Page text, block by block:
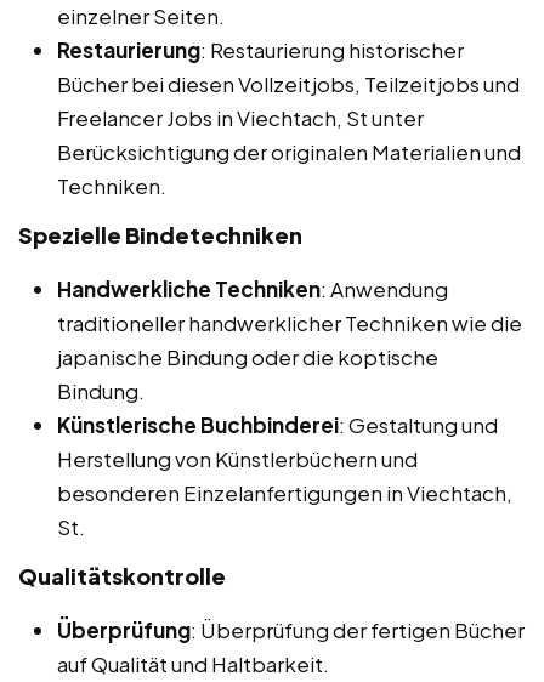
einzelner Seiten.
Restaurierung: Restaurierung historischer
Bücher bei diesen Vollzeitjobs, Teilzeitjobs und
Freelancer Jobs in Viechtach, St unter
Berücksichtigung der originalen Materialien und
Techniken.
Spezielle Bindetechniken
Handwerkliche Techniken: Anwendung
traditioneller handwerklicher Techniken wie die
japanische Bindung oder die koptische
Bindung.
Künstlerische Buchbinderei: Gestaltung und
Herstellung von Künstlerbüchern und
besonderen Einzelanfertigungen in Viechtach,
St.
Qualitätskontrolle
Überprüfung: Überprüfung der fertigen Bücher
auf Qualität und Haltbarkeit.